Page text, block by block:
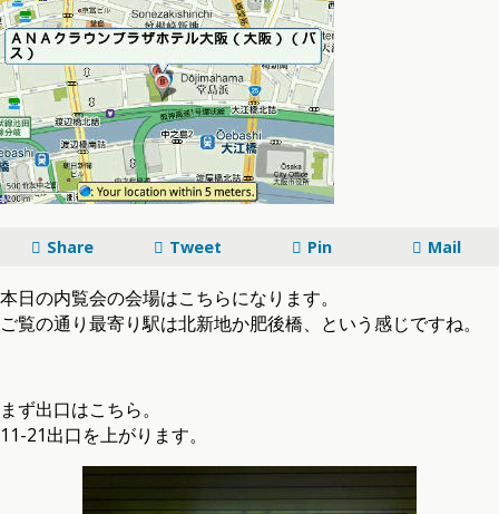
Share Tweet Pin Mail
本日の内覧会の会場はこちらになります。
ご覧の通り最寄り駅は北新地か肥後橋、という感じですね。
まず出口はこちら。
11-21出口を上がります。